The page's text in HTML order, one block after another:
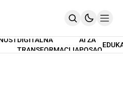
DIGITALNA
TRANSFORMACIJA
AI ZA
POSAO